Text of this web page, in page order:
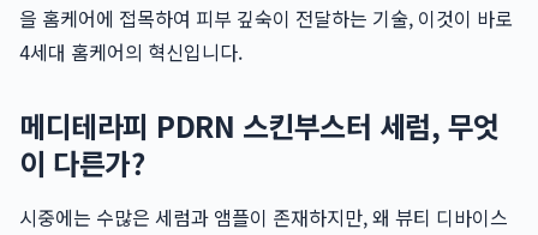
을 홈케어에 접목하여 피부 깊숙이 전달하는 기술, 이것이 바로
4세대 홈케어의 혁신입니다.
메디테라피 PDRN 스킨부스터 세럼, 무엇
이 다른가?
시중에는 수많은 세럼과 앰플이 존재하지만, 왜 뷰티 디바이스